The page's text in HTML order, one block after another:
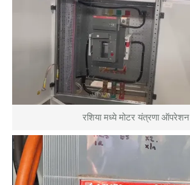
रशिया मध्ये मोटर यंत्रणा ऑपरेशन